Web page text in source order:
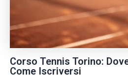
Corso Tennis Torino:
Come Iscriversi